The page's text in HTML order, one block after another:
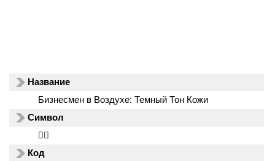
Название
Бизнесмен в Воздухе: Темный Тон Кожи
Символ
🕴🏾
Код